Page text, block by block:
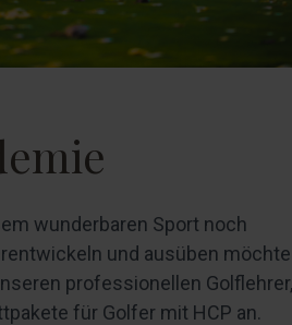
wunderbaren Sport noch
und ausüben
professionellen Golflehrer,
für Golfer mit HCP an.